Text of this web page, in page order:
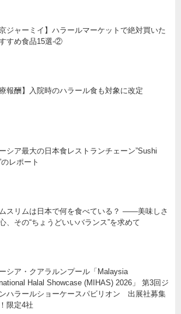
京ジャーミイ】ハラールマーケットで絶対買いた
すめ食品15選-②
療報酬】入院時のハラール食も対象に改定
シア最大の日本食レストランチェーン”Sushi
のレポート
スリムは日本で何を食べている？ ――美味しさ
、その“ちょうどいいバランス”を求めて
シア・クアラルンプール「Malaysia
Halal Showcase (MIHAS) 2026」 第3回ジ
ハラールショーケースパビリオン 出展社募集
限定4社